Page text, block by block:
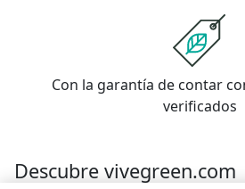
Con la garantía de contar
verificados
Descubre vivegreen.com